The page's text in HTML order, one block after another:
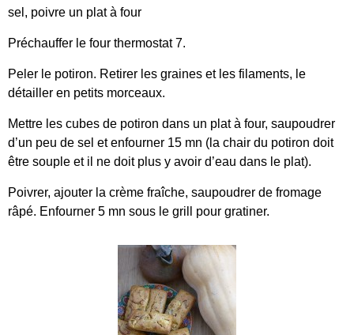
sel, poivre un plat à four
Préchauffer le four thermostat 7.
Peler le potiron. Retirer les graines et les filaments, le
détailler en petits morceaux.
Mettre les cubes de potiron dans un plat à four, saupoudrer
d’un peu de sel et enfourner 15 mn (la chair du potiron doit
être souple et il ne doit plus y avoir d’eau dans le plat).
Poivrer, ajouter la crème fraîche, saupoudrer de fromage
râpé. Enfourner 5 mn sous le grill pour gratiner.